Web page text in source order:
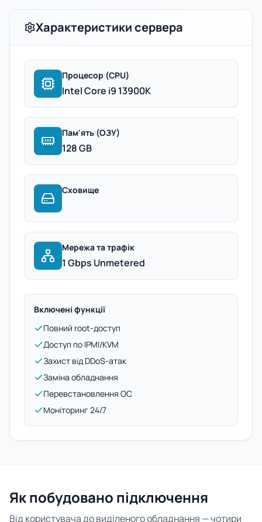
Характеристики сервера
Процесор (CPU)
Intel Core i9 13900K
Пам'ять (ОЗУ)
128 GB
Сховище
Мережа та трафік
1 Gbps Unmetered
Включені функції
Повний root-доступ
Доступ по IPMI/KVM
Захист від DDoS-атак
Заміна обладнання
Перевстановлення ОС
Моніторинг 24/7
Як побудовано підключення
Від користувача до виділеного обладнання — чотири